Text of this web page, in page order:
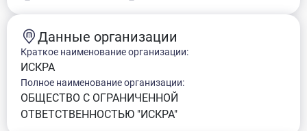
Данные организации
Краткое наименование организации:
ИСКРА
Полное наименование организации:
ОБЩЕСТВО С ОГРАНИЧЕННОЙ
ОТВЕТСТВЕННОСТЬЮ "ИСКРА"